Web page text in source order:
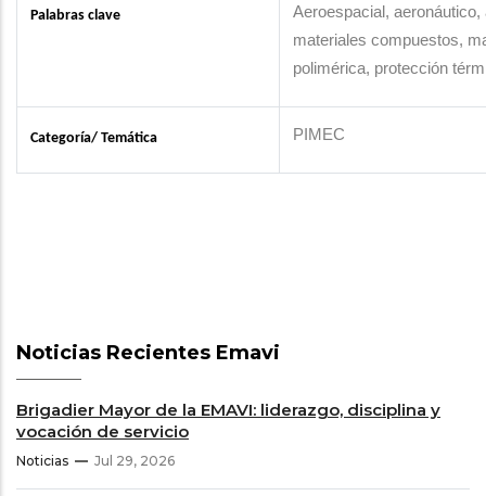
Palabras clave
Aeroespacial,
materiales compuestos,
polimérica, protección
Categoría/ Temática PIMEC
Noticias Recientes Emavi
Brigadier Mayor de la EMAVI: liderazgo, disciplina y
vocación de servicio
Noticias Jul 29, 2026